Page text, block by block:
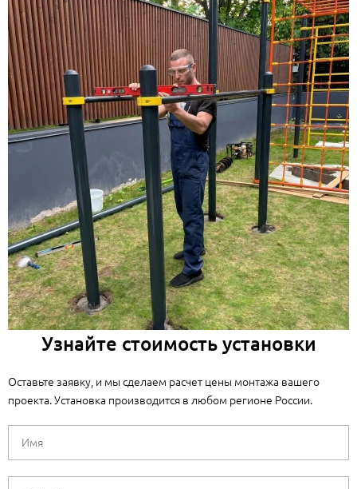
Узнайте стоимость установки
Оставьте заявку, и мы сделаем расчет цены монтажа вашего
проекта. Установка производится в любом регионе России.